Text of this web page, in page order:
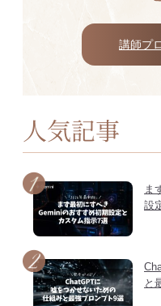
講師プ
人気記事
ま
設
と